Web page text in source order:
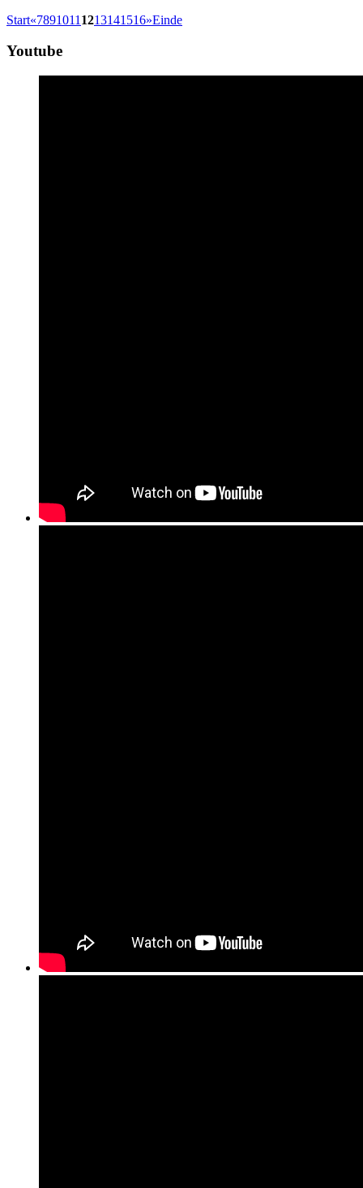
Start«7891011 1213141516»Einde
Youtube